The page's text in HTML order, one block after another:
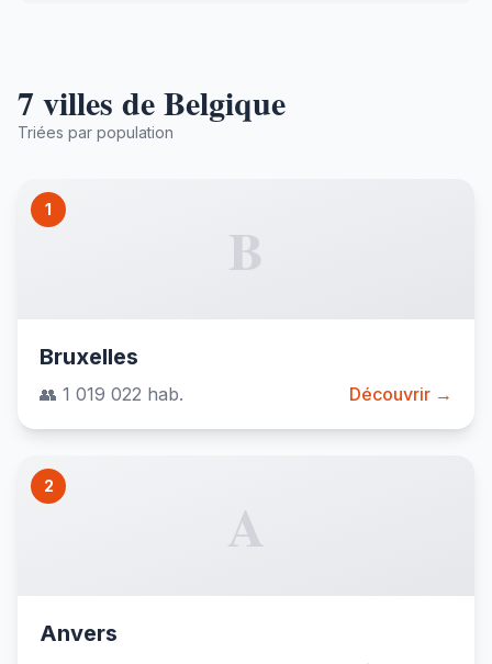
7 villes de Belgique
Triées par population
1
B
Bruxelles
👥 1 019 022 hab. Découvrir →
2
A
Anvers